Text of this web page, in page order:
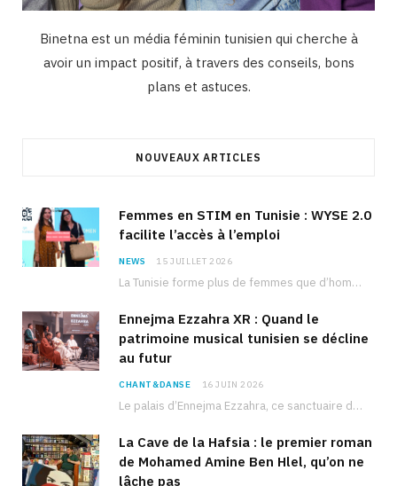
Binetna est un média féminin tunisien qui cherche à
avoir un impact positif, à travers des conseils, bons
plans et astuces.
NOUVEAUX ARTICLES
Femmes en STIM en Tunisie : WYSE 2.0
facilite l’accès à l’emploi
NEWS 15 JUILLET 2026
La Tunisie forme plus de femmes que d’hommes dans les filières scientifiques. Pourtant, pour beaucoup…
Ennejma Ezzahra XR : Quand le
patrimoine musical tunisien se décline
au futur
CHANT&DANSE 16 JUIN 2026
Le palais d’Ennejma Ezzahra, ce sanctuaire de la musique tunisienne et méditerranéenne construit par le…
La Cave de la Hafsia : le premier roman
de Mohamed Amine Ben Hlel, qu’on ne
lâche pas